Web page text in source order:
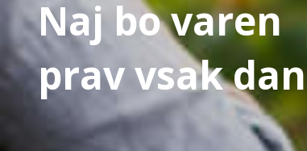
Naj bo varen
prav vsak dan